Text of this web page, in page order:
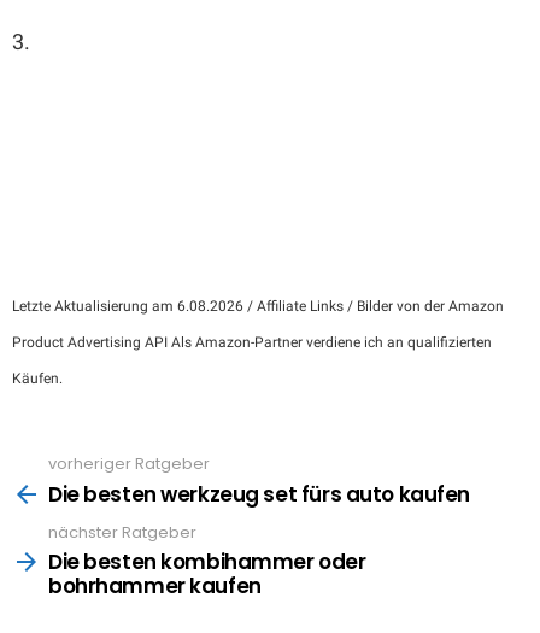
3.
Letzte Aktualisierung am 6.08.2026 / Affiliate Links / Bilder von der Amazon
Product Advertising API Als Amazon-Partner verdiene ich an qualifizierten
Käufen.
more
vorheriger Ratgeber
Die besten werkzeug set fürs auto kaufen
nächster Ratgeber
Die besten kombihammer oder
bohrhammer kaufen